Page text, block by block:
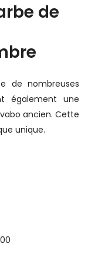
de
de nombreuses
également une
ancien. Cette
unique.